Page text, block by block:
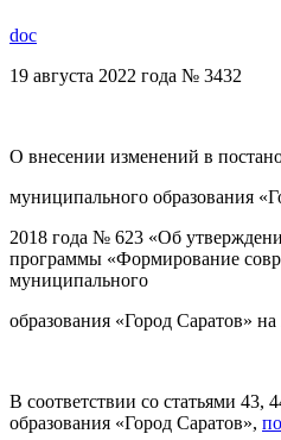
doc
19 августа 2022 года № 3432
О внесении изменений в
муниципального образования
2018 года № 623 «Об
программы «Формирование
муниципального
образования «Город Саратов»
В соответствии со статьями 43,
образования «Город Саратов»,